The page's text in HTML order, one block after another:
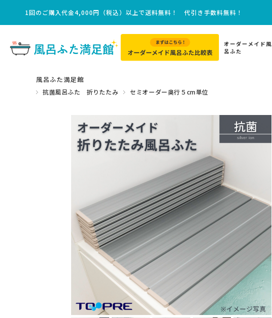
1回のご購入代金4,000円（税込）以上で送料無料！ 代引き手数料無料！
オーダーメイド風
呂ふた
風呂ふた満足館
抗菌風呂ふた 折りたたみ セミオーダー奥行５cm単位